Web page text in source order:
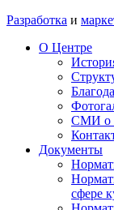
Разработка и
О Центре
СМИ о
Документы
сфере